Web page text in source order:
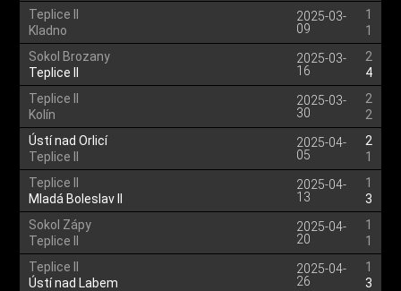
Teplice II
Kladno
2025-03-
09
1
1
Sokol Brozany
Teplice II
2025-03-
16
2
4
Teplice II
Kolín
2025-03-
30
2
2
Ústí nad Orlicí
Teplice II
2025-04-
05
2
1
Teplice II
Mladá Boleslav II
2025-04-
13
1
3
Sokol Zápy
Teplice II
2025-04-
20
1
1
Teplice II
Ústí nad Labem
2025-04-
26
1
3